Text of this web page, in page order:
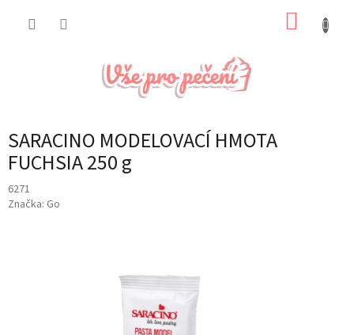
SARACINO MODELOVACÍ HMOTA
FUCHSIA 250 g
6271
Značka: Go